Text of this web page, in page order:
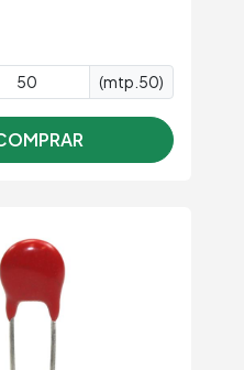
(mtp.50)